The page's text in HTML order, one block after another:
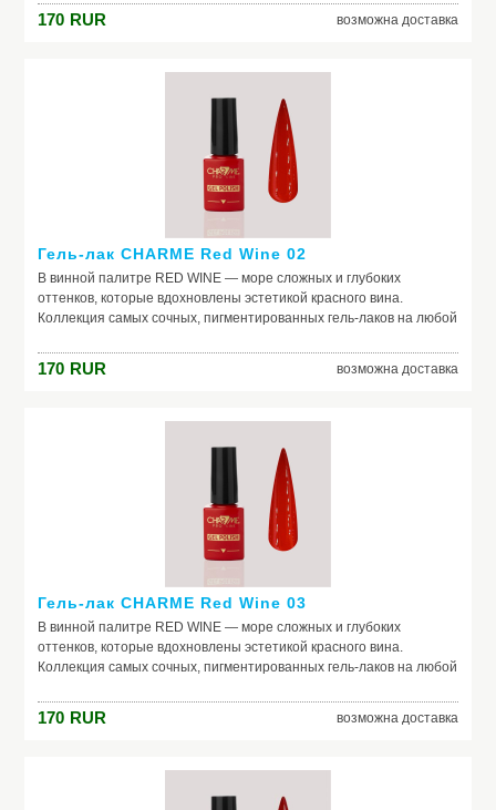
вдохновением. Скорее открывай свой, как бутылку изысканного
вина, и пили шедевральные nails.
170 RUR возможна доставка
Гель-лак CHARME Red Wine 02
В винной палитре RED WINE — море сложных и глубоких
оттенков, которые вдохновлены эстетикой красного вина.
Коллекция самых сочных, пигментированных гель-лаков на любой
вдохновением. Скорее открывай свой, как бутылку изысканного
вина, и пили шедевральные nails.
170 RUR возможна доставка
Гель-лак CHARME Red Wine 03
В винной палитре RED WINE — море сложных и глубоких
оттенков, которые вдохновлены эстетикой красного вина.
Коллекция самых сочных, пигментированных гель-лаков на любой
вдохновением. Скорее открывай свой, как бутылку изысканного
вина, и пили шедевральные nails.
170 RUR возможна доставка